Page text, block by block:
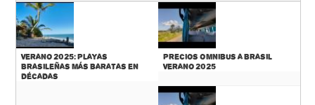
Verano 2025: Playas
Brasileñas más baratas en
décadas
Precios Omnibus a Brasil
Verano 2025